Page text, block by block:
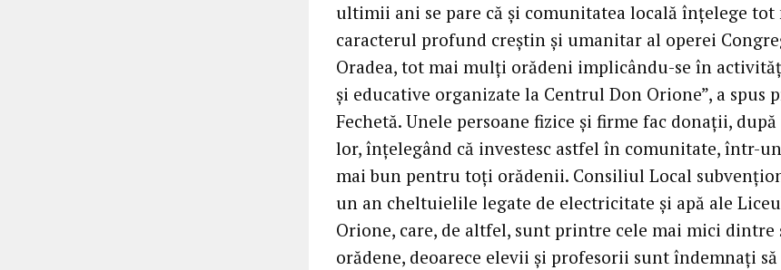
ultimii ani se pare că şi comunitatea locală înţelege
caracterul profund creştin şi umanitar al operei
Oradea, tot mai mulţi orădeni implicându-se în
şi educative organizate la Centrul Don Orione”, a spus
Fechetă. Unele persoane fizice şi firme fac donaţii,
lor, înţelegând că investesc astfel în comunitate, într-
mai bun pentru toţi orădenii. Consiliul Local
un an cheltuielile legate de electricitate şi apă ale
Orione, care, de altfel, sunt printre cele mai mici dintre
orădene, deoarece elevii şi profesorii sunt îndemnaţi să